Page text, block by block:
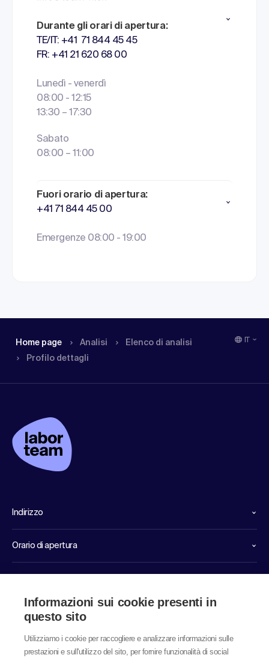
Durante gli orari di apertura:
TE/IT: +41 71 844 45 45
FR: +41 21 620 68 00
Lunedì - venerdì
08:00 - 12:15
13:30 – 17:30
Sabato
08:00 – 11:00
Fuori orario di apertura:
+41 71 844 45 00
Emergenze 08:00 - 19:00
Home page Analisi
Elenco di analisi
Profilo dettagli
Indirizzo
Orario di apertura
Informazioni sui cookie presenti in
questo sito
Utilizziamo i cookie per raccogliere e analizzare informazioni sulle
prestazioni e sull'utilizzo del sito, per fornire funzionalità di social